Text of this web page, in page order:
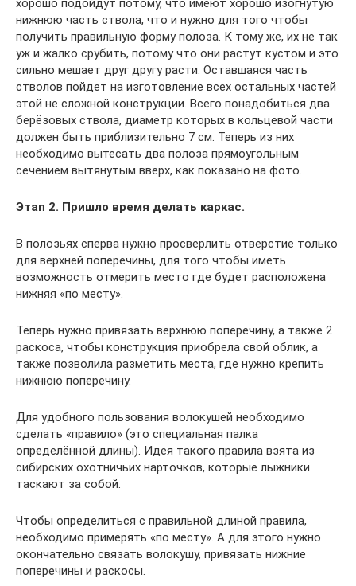
хорошо подойдут потому, что имеют хорошо изогнутую
нижнюю часть ствола, что и нужно для того чтобы
получить правильную форму полоза. К тому же, их не так
уж и жалко срубить, потому что они растут кустом и это
сильно мешает друг другу расти. Оставшаяся часть
стволов пойдет на изготовление всех остальных частей
этой не сложной конструкции. Всего понадобиться два
берёзовых ствола, диаметр которых в кольцевой части
должен быть приблизительно 7 см. Теперь из них
необходимо вытесать два полоза прямоугольным
сечением вытянутым вверх, как показано на фото.
Этап 2. Пришло время делать каркас.
В полозьях сперва нужно просверлить отверстие только
для верхней поперечины, для того чтобы иметь
возможность отмерить место где будет расположена
нижняя «по месту».
Теперь нужно привязать верхнюю поперечину, а также 2
раскоса, чтобы конструкция приобрела свой облик, а
также позволила разметить места, где нужно крепить
нижнюю поперечину.
Для удобного пользования волокушей необходимо
сделать «правило» (это специальная палка
определённой длины). Идея такого правила взята из
сибирских охотничьих нарточков, которые лыжники
таскают за собой.
Чтобы определиться с правильной длиной правила,
необходимо примерять «по месту». А для этого нужно
окончательно связать волокушу, привязать нижние
поперечины и раскосы.